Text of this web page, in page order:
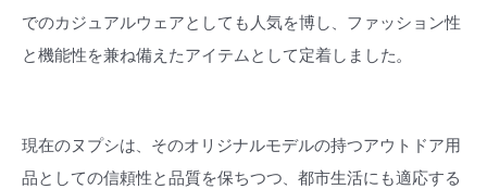
でのカジュアルウェアとしても人気を博し、ファッション性
と機能性を兼ね備えたアイテムとして定着しました。
現在のヌプシは、そのオリジナルモデルの持つアウトドア用
品としての信頼性と品質を保ちつつ、都市生活にも適応する